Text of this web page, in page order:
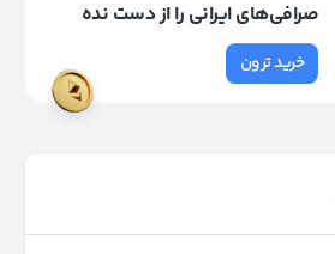
صرافی‌های ایرانی را از دست نده
خرید ترون